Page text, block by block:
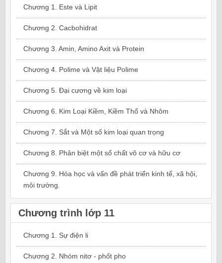
Chương 1. Este và Lipit
Chương 2. Cacbohidrat
Chương 3. Amin, Amino Axit và Protein
Chương 4. Polime và Vật liệu Polime
Chương 5. Đại cương về kim loại
Chương 6. Kim Loại Kiềm, Kiềm Thổ và Nhôm
Chương 7. Sắt và Một số kim loại quan trọng
Chương 8. Phân biệt một số chất vô cơ và hữu cơ
Chương 9. Hóa học và vấn đề phát triển kinh tế, xã hội,
môi trường.
Chương trình lớp 11
Chương 1. Sự điện li
Chương 2. Nhóm nitơ - phốt pho